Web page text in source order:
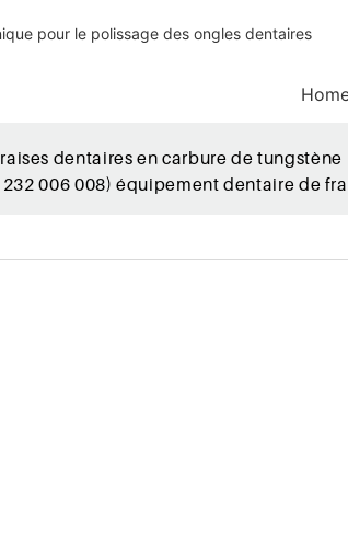
pour le polissage des ongles dentaires
dentaires en carbure de tungstène
232 006 008) équipement dentaire de